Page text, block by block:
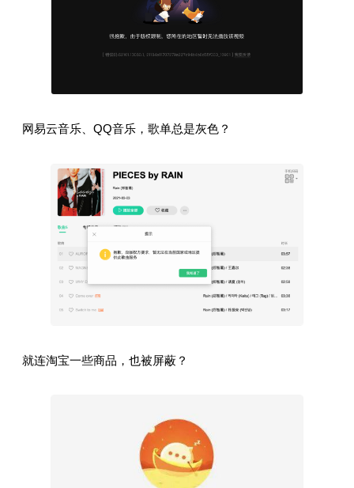
网易云音乐、QQ音乐，歌单总是灰色？
就连淘宝一些商品，也被屏蔽？